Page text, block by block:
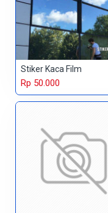
Stiker Kaca Film
Rp 50.000